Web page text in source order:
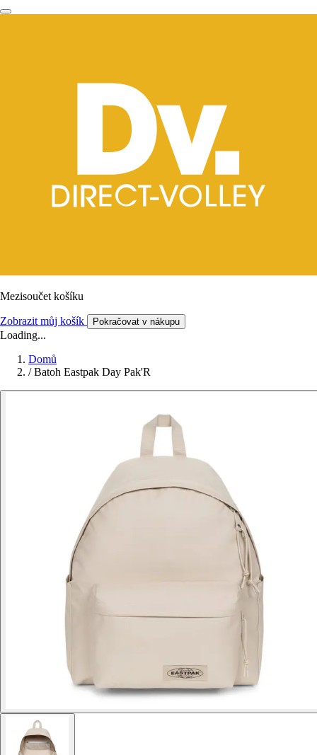
Mezisoučet košíku
Zobrazit můj košík Pokračovat v nákupu
Loading...
Domů
/ Batoh Eastpak Day Pak'R